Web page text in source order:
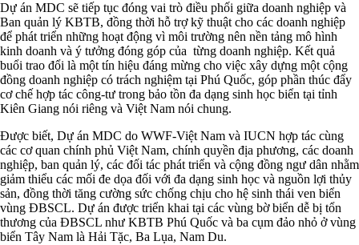
Dự án MDC sẽ tiếp tục đóng vai trò điều phối giữa doanh nghiệp và
Ban quản lý KBTB, đồng thời hỗ trợ kỹ thuật cho các doanh nghiệp
để phát triển những hoạt động vì môi trường nên nền tảng mô hình
kinh doanh và ý tưởng đóng góp của từng doanh nghiệp. Kết quả
buổi trao đổi là một tín hiệu đáng mừng cho việc xây dựng một cộng
đồng doanh nghiệp có trách nghiệm tại Phú Quốc, góp phần thúc đẩy
cơ chế hợp tác công-tư trong bảo tồn đa dạng sinh học biển tại tỉnh
Kiên Giang nói riêng và Việt Nam nói chung.
Được biết, Dự án MDC do WWF-Việt Nam và IUCN hợp tác cùng
các cơ quan chính phủ Việt Nam, chính quyền địa phương, các doanh
nghiệp, ban quản lý, các đối tác phát triển và cộng đồng ngư dân nhằm
giảm thiểu các mối đe dọa đối với đa dạng sinh học và nguồn lợi thủy
sản, đồng thời tăng cường sức chống chịu cho hệ sinh thái ven biển
vùng ĐBSCL. Dự án được triển khai tại các vùng bờ biển dễ bị tổn
thương của ĐBSCL như KBTB Phú Quốc và ba cụm đảo nhỏ ở vùng
biển Tây Nam là Hải Tặc, Ba Lụa, Nam Du.